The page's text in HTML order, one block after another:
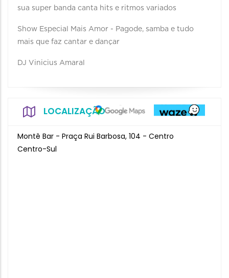
sua super banda canta hits e ritmos variados
Show Especial Mais Amor - Pagode, samba e tudo
mais que faz cantar e dançar
DJ Vinicius Amaral
LOCALIZAÇÃO
Montê Bar - Praça Rui Barbosa, 104 - Centro
Centro-Sul